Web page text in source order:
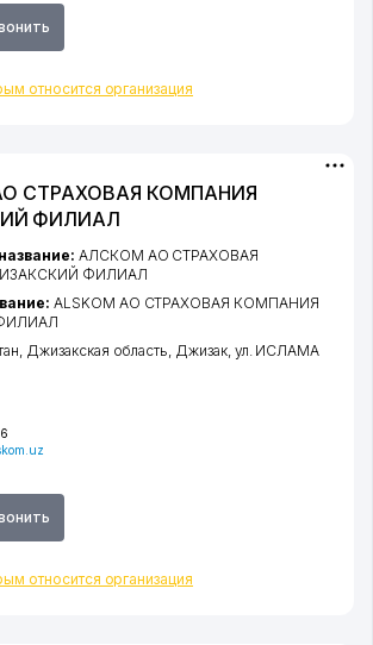
относится организация
АО СТРАХОВАЯ КОМПАНИЯ
ФИЛИАЛ
относится организация
АЛСКОМ АО СТРАХОВАЯ
ФИЛИАЛ
ALSKOM АО СТРАХОВАЯ КОМПАНИЯ
Джизакская область, Джизак, ул. ИСЛАМА